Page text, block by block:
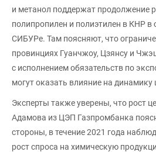
и метанол поддержат продолжение
полипропилен и полиэтилен в КНР в
СИБУРе. Там поясняют, что
провинциях Гуанчжоу, Цзянсу и
с исполнением обязательств по
могут оказать влияние на динамику
Эксперты также уверены, что рост
Адамова из ЦЭП Газпромбанка
стороны, в течение 2021 года
рост спроса на химическую